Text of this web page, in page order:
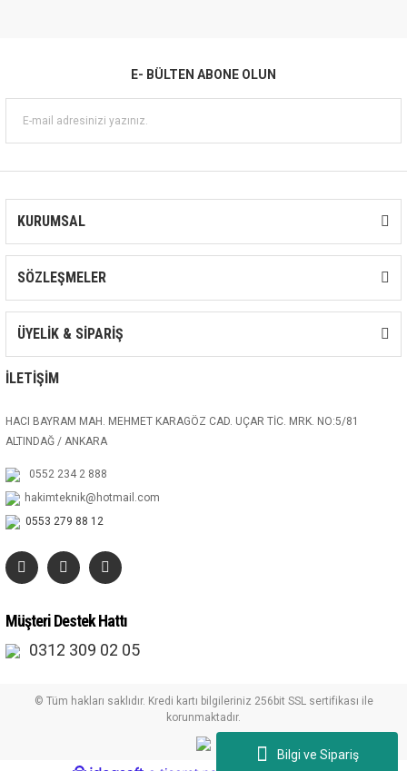
Bilgi ve Sipariş
E- BÜLTEN ABONE OLUN
KURUMSAL
SÖZLEŞMELER
ÜYELİK & SİPARİŞ
İLETİŞİM
HACI BAYRAM MAH. MEHMET KARAGÖZ CAD. UÇAR TİC. MRK. NO:5/81
ALTINDAĞ / ANKARA
0552 234 2 888
hakimteknik@hotmail.com
0553 279 88 12
Müşteri Destek Hattı
0312 309 02 05
© Tüm hakları saklıdır. Kredi kartı bilgileriniz 256bit SSL sertifikası ile
korunmaktadır.